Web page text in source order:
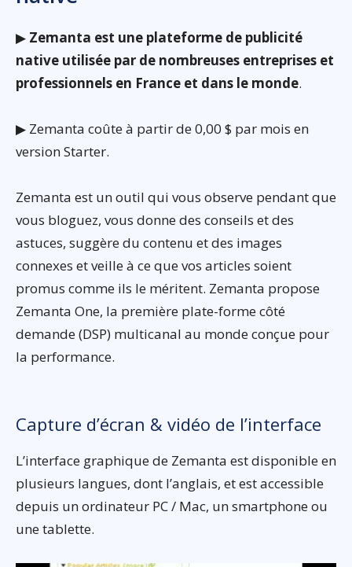
▶ Zemanta est une plateforme de publicité
native utilisée par de nombreuses entreprises et
professionnels en France et dans le monde.
▶ Zemanta coûte à partir de 0,00 $ par mois en
version Starter.
Zemanta est un outil qui vous observe pendant que
vous bloguez, vous donne des conseils et des
astuces, suggère du contenu et des images
connexes et veille à ce que vos articles soient
promus comme ils le méritent. Zemanta propose
Zemanta One, la première plate-forme côté
demande (DSP) multicanal au monde conçue pour
la performance.
Capture d’écran & vidéo de l’interface
L’interface graphique de Zemanta est disponible en
plusieurs langues, dont l’anglais, et est accessible
depuis un ordinateur PC / Mac, un smartphone ou
une tablette.